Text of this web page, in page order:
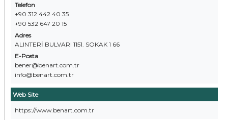
Telefon
+90 312 442 40 35
+90 532 647 20 15
Adres
ALINTERİ BULVARI 1151. SOKAK 1 66
E-Posta
bener@benart.com.tr
info@benart.com.tr
Web Site
https://www.benart.com.tr